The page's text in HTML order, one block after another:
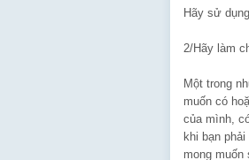
Hãy sử
2/Hãy làm
Một trong
muốn có
của mình,
khi bạn
mong muốn